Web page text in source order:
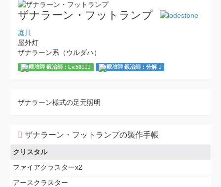
ザナラーン・フットランプ
庭具
屋外灯
ザナラーン系（ウルダハ）
鍛冶師：Lv.50 鍛冶師：分解
ザナラーン様式の足元照明
ザナラーン・フットランプの製作手帳
クリスタル
ファイアクラスターx2
アースクラスター